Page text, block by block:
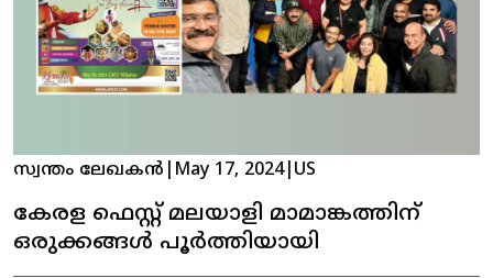
സ്വന്തം ലേഖകൻ May 17, 2024| US
കേരള ഫെസ്റ്റ് മലയാളി മാമാങ്കത്തിന്
ഒരുക്കങ്ങൾ പൂർത്തിയായി